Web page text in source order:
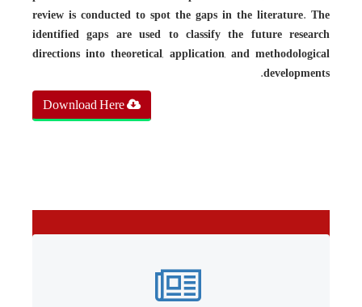
review is conducted to spot the gaps in the literature. The
identified gaps are used to classify the future research
directions into theoretical, application, and methodological
developments.